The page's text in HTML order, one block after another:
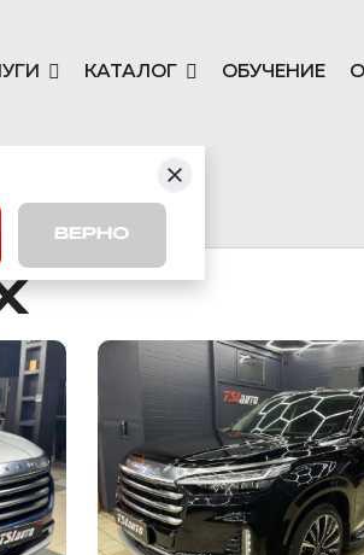
КАТАЛОГ ОБУЧЕНИЕ
ВЕРНО